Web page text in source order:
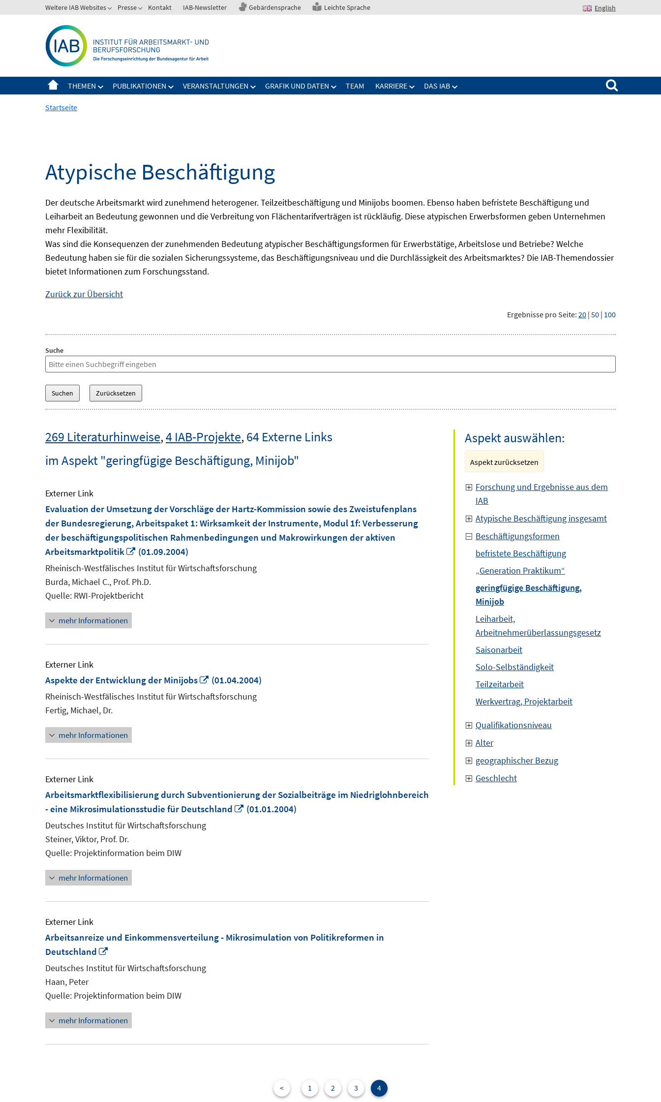
zum
Weitere IAB Websites Presse Kontakt IAB-Newsletter Gebärdensprache Leichte Sprache English
THEMEN PUBLIKATIONEN VERANSTALTUNGEN GRAFIK UND DATEN TEAM KARRIERE DAS IAB
Suchen nach:
Startseite
Atypische Beschäftigung
Der deutsche Arbeitsmarkt wird zunehmend heterogener. Teilzeitbeschäftigung und Minijobs boomen. Ebenso haben befristete Beschäftigung und
Leiharbeit an Bedeutung gewonnen und die Verbreitung von Flächentarifverträgen ist rückläufig. Diese atypischen Erwerbsformen geben Unternehmen
mehr Flexibilität.
Was sind die Konsequenzen der zunehmenden Bedeutung atypischer Beschäftigungsformen für Erwerbstätige, Arbeitslose und Betriebe? Welche
Bedeutung haben sie für die sozialen Sicherungssysteme, das Beschäftigungsniveau und die Durchlässigkeit des Arbeitsmarktes? Die IAB-Themendossier
bietet Informationen zum Forschungsstand.
Zurück zur Übersicht
Ergebnisse pro Seite: 20 | 50 | 100
Suche
269 Literaturhinweise,4 IAB-Projekte,64 Externe Links
im Aspekt "geringfügige Beschäftigung, Minijob"
Externer Link
Evaluation der Umsetzung der Vorschläge der Hartz-Kommission sowie des Zweistufenplans
der Bundesregierung, Arbeitspaket 1: Wirksamkeit der Instrumente, Modul 1f: Verbesserung
der beschäftigungspolitischen Rahmenbedingungen und Makrowirkungen der aktiven
Arbeitsmarktpolitik
In
neuem
Fenster
öffnen
(01.09.2004)
Rheinisch-Westfälisches Institut für Wirtschaftsforschung
Burda, Michael C., Prof. Ph.D.
Quelle: RWI-Projektbericht
mehr Informationen
Externer Link
Aspekte der Entwicklung der Minijobs
In
neuem
(01.04.2004)
Rheinisch-Westfälisches Institut für Wirtschaftsforschung
Fertig, Michael, Dr.
mehr Informationen
Externer Link
Arbeitsmarktflexibilisierung durch Subventionierung der Sozialbeiträge im Niedriglohnbereich
- eine Mikrosimulationsstudie für Deutschland
In
(01.01.2004)
Deutsches Institut für Wirtschaftsforschung
Steiner, Viktor, Prof. Dr.
Quelle: Projektinformation beim DIW
mehr Informationen
Externer Link
Arbeitsanreize und Einkommensverteilung - Mikrosimulation von Politikreformen in
Deutschland
neuem
öffnen
Deutsches Institut für Wirtschaftsforschung
Haan, Peter
Quelle: Projektinformation beim DIW
mehr Informationen
Aspekt auswählen:
Aspekt zurücksetzen
Forschung und Ergebnisse aus dem
IAB
Atypische Beschäftigung insgesamt
Beschäftigungsformen
befristete Beschäftigung
„Generation Praktikum“
geringfügige Beschäftigung,
Minijob
Leiharbeit,
Arbeitnehmerüberlassungsgesetz
Saisonarbeit
Solo-Selbständigkeit
Teilzeitarbeit
Werkvertrag, Projektarbeit
Qualifikationsniveau
Alter
geographischer Bezug
Geschlecht
< 1 2 3 4